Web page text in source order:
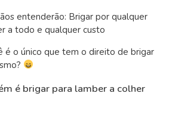
é o único que tem o direito de brigar
é brigar para lamber a colher